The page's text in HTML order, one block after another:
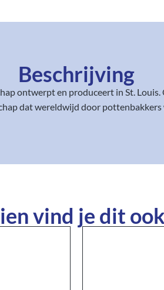
Beschrijving
ontwerpt en produceert in St.
dat wereldwijd door
vind je dit